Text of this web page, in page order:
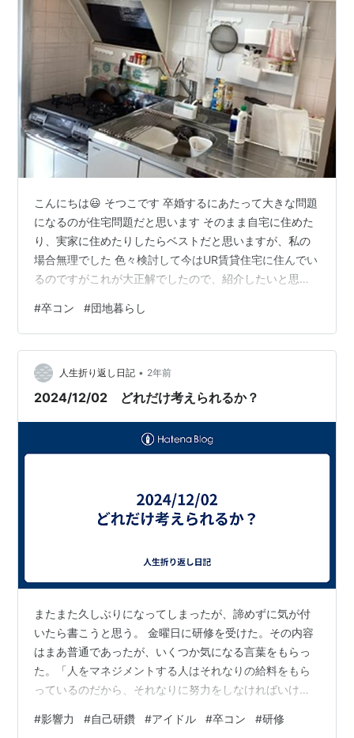
こんにちは😃 そつこです 卒婚するにあたって大きな問題
になるのが住宅問題だと思います そのまま自宅に住めた
り、実家に住めたりしたらベストだと思いますが、私の
場合無理でした 色々検討して今はUR賃貸住宅に住んでい
るのですがこれが大正解でしたので、紹介したいと思い
ないかもしれないですのでご容赦ください UR住宅 いわ
ゆる団地です。 団地の中には市営住宅などの公営住宅を
指す場合もありますが、UR都市機構が管理する住宅で
す。親方は国土交通省です。公営住宅と違って一定の収
入条件を満たせば入居できます。民間と違い年齢制限も
#卒コン #団地暮らし
人生折り返し日記 • 2年前
2024/12/02 どれだけ考えられるか？
またまた久しぶりになってしまったが、諦めずに気が付
いたら書こうと思う。 金曜日に研修を受けた。その内容
はまあ普通であったが、いくつか気になる言葉をもらっ
た。「人をマネジメントする人はそれなりの給料をもら
っているのだから、それなりに努力をしなければいけな
たら見た目を整える事も、体を鍛える事も、知識や技術
#影響力 #自己研鑽 #アイドル #卒コン #研修